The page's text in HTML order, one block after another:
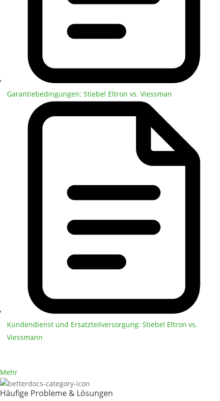
Garantiebedingungen: Stiebel Eltron vs. Viessman
Kundendienst und Ersatzteilversorgung: Stiebel Eltron vs.
Viessmann
Mehr
Häufige Probleme & Lösungen